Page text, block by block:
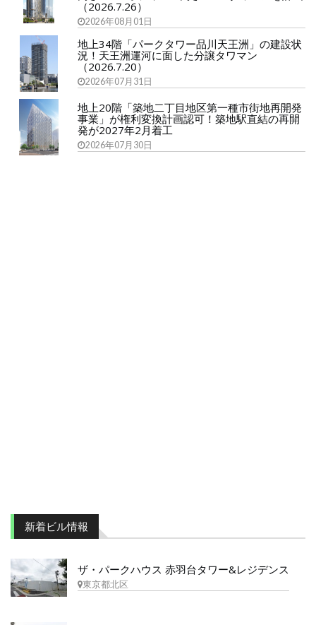
（2026.7.26）
2026年08月01日
地上34階「パークタワー品川天王洲」の建設状
況！天王洲運河に面した分譲タワマン
（2026.7.20）
2026年07月31日
地上20階「築地二丁目地区第一種市街地再開発
事業」が権利変換計画認可！築地駅直結の再開
発が2027年2月着工
2026年07月30日
新着ビル情報
ザ・パークハウス 赤羽台タワー&レジデンス
東京都北区